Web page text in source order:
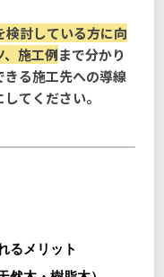
検討している方に向
、施工例まで分かり
る施工先への導線
てください。
るメリット